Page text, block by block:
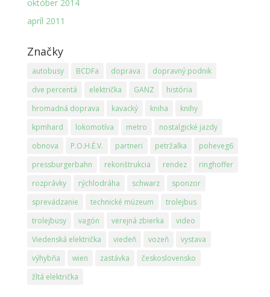
október 2014
apríl 2011
Značky
autobusy BCDFa doprava
dopravný podnik
dve percentá
električka GANZ
história
hromadná doprava
kavacký kniha
knihy
kpmhard
lokomotíva metro
nostalgické jazdy
obnova
P.O.H.É.V. partneri petržalka
poheveg6
pressburgerbahn
rekonštrukcia rendez
ringhoffer
rozprávky
rýchlodráha schwarz
sponzor
sprevádzanie
technické múzeum
trolejbus
trolejbusy
vagón verejná zbierka
video
Viedenská električka
viedeň vozeň
vystava
výhybňa
wien zastávka
československo
žltá električka